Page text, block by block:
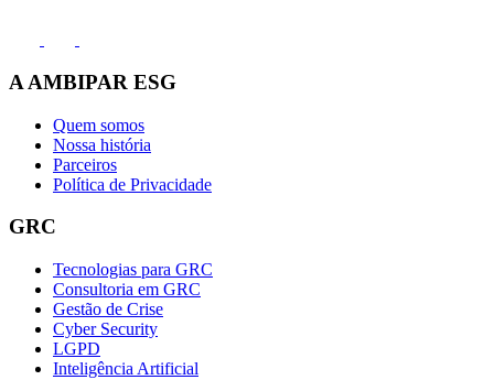
A AMBIPAR ESG
Quem somos
Nossa história
Parceiros
Política de Privacidade
GRC
Tecnologias para GRC
Consultoria em GRC
Gestão de Crise
Cyber Security
LGPD
Inteligência Artificial